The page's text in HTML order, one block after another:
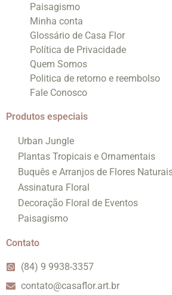
Paisagismo
Minha conta
Glossário de Casa Flor
Política de Privacidade
Quem Somos
Politica de retorno e reembolso
Fale Conosco
Produtos especiais
Urban Jungle
Plantas Tropicais e Ornamentais
Buquês e Arranjos de Flores
Assinatura Floral
Decoração Floral de Eventos
Paisagismo
Contato
(84) 9 9938-3357
contato@casaflor.art.br